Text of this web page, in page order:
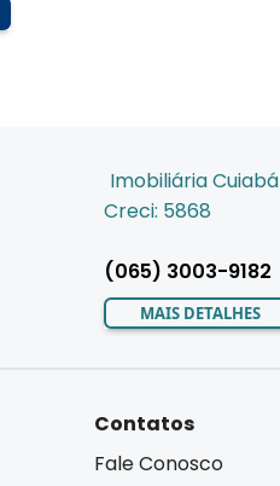
Imobiliária Cuiabá
Creci: 5868
(065) 3003-9182
MAIS DETALHES
Contatos
Fale Conosco